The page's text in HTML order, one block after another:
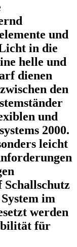
und
in die
helle und
dienen
den
und
2000.
leicht
im
werden
für